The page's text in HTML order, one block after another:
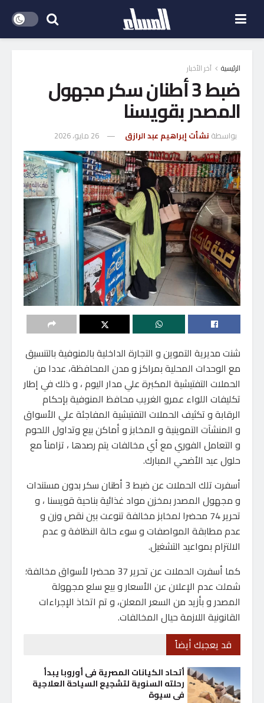
الرئيسية آخر الأخبار
ضبط 3 أطنان سكر مجهول
المصدر بقويسنا
بواسطة نشأت إبراهيم عبد الرازق 26 مايو، 2026
شنت مديرية التموين و التجارة الداخلية بالمنوفية بالتنسيق
مع الوحدات المحلية بمراكز و مدن المحافظة، عددا من
الحملات التفتيشية المكبرة علي مدار اليوم ، و ذلك في إطار
تكليفات اللواء عمرو الغريب محافظ المنوفية بإحكام
الرقابة و تكثيف الحملات التفتيشية المفاجئة علي الأسواق
و المنشآت التموينية و المخابز و أماكن بيع وتداول اللحوم
و التعامل الفوري مع أي مخالفات يتم رصدها ، تزامناً مع
حلول عيد الأضحي المبارك.
أسفرت تلك الحملات عن ضبط 3 أطنان سكر بدون مستندات
و مجهول المصدر بمخزن مواد غذائية بناحية قويسنا ، و
تحرير 74 محضرا لمخابز مخالفة تنوعت بين نقص وزن و
عدم مطابقة المواصفات و سوء حالة النظافة و عدم
الالتزام بمواعيد التشغيل.
كما أسفرت الحملات عن تحرير 37 محضرا لأسواق مخالفة؛
شملت عدم الإعلان عن الأسعار و بيع سلع مجهولة
المصدر و بأزيد من السعر المعلن، و تم اتخاذ الإجراءات
القانونية اللازمة حيال المخالفات.
قد يعجبك أيضاً
أتحاد الكيانات المصرية فى أوروبا يبدأ
رحلته السنوية لتشجيع السياحة العلاجية
فى سيوة